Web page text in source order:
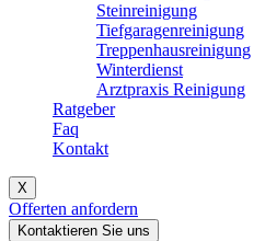
Steinreinigung
Tiefgaragenreinigung
Treppenhausreinigung
Winterdienst
Arztpraxis Reinigung
Ratgeber
Faq
Kontakt
X
Offerten anfordern
Kontaktieren Sie uns